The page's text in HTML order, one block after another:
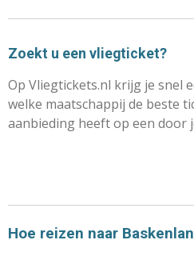
Zoekt u een vliegticket?
Op Vliegtickets.nl krijg je snel
welke maatschappij de beste
aanbieding heeft op een door
Hoe reizen naar